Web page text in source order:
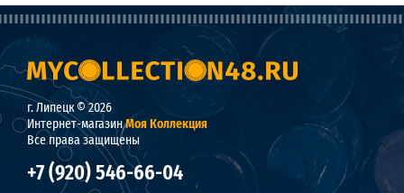
г. Липецк © 2026
Интернет-магазинМоя Коллекция
Все права защищены
+7 (920) 546-66-04